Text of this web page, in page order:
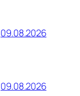
09.08.2026
09.08.2026